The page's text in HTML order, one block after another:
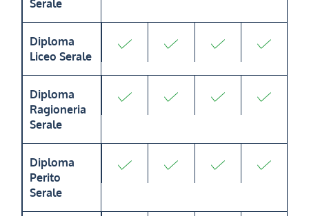
Serale
Diploma
Liceo Serale
Diploma
Ragioneria
Serale
Diploma
Perito
Serale